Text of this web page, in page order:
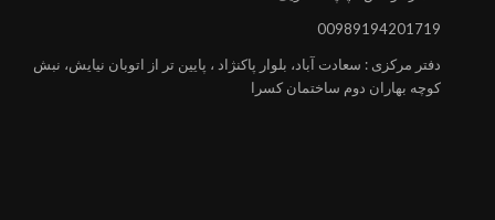
00989194201719
دفتر مرکزی : سعادت آباد، بلوار پاکنژاد ، پایین تر از اتوبان نیایش، نبش
کوچه بهاران دوم ساختمان کسرا